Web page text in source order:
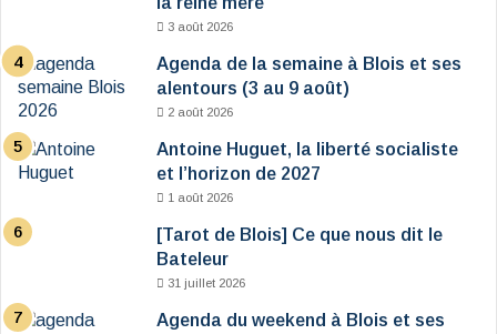
3 août 2026
Agenda de la semaine à Blois et ses
alentours (3 au 9 août)
2 août 2026
Antoine Huguet, la liberté socialiste
et l’horizon de 2027
1 août 2026
[Tarot de Blois] Ce que nous dit le
Bateleur
31 juillet 2026
Agenda du weekend à Blois et ses